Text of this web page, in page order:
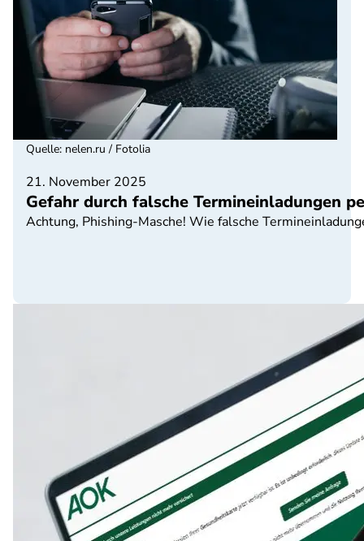
21. November 2025
Gefahr durch falsche Termineinladungen
Achtung, Phishing-Masche! Wie falsche
Quelle: nelen.ru / Fotolia